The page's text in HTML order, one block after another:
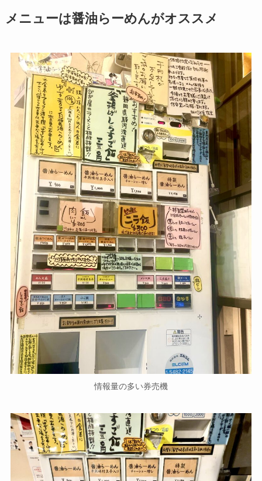
メニューは醤油らーめんがオススメ
情報量の多い券売機